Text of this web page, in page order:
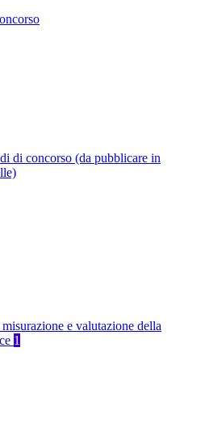
di concorso (da pubblicare in
e valutazione della
1